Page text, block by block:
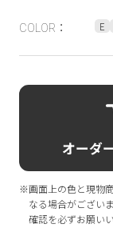
COLOR： E
オーダ
※画面上の色と現物
なる場合がござい
確認を必ずお願い